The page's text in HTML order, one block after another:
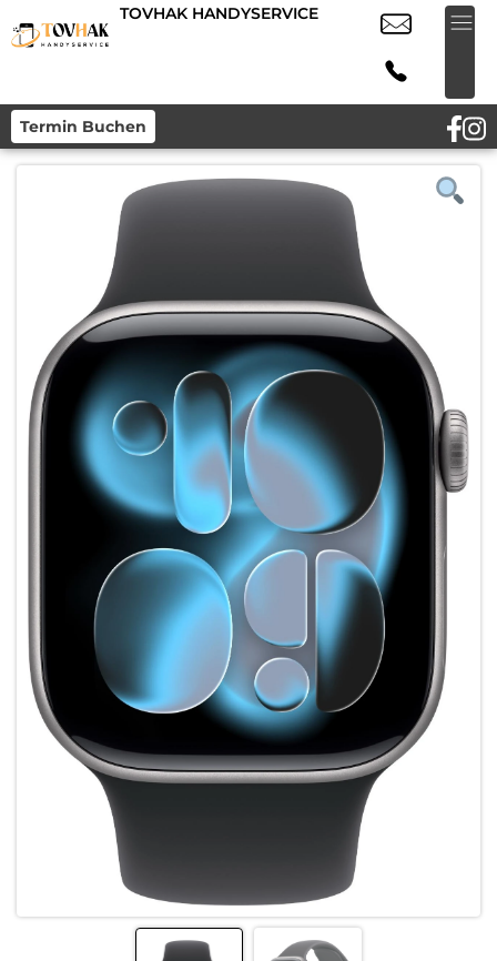
TOVHAK HANDYSERVICE
Termin Buchen